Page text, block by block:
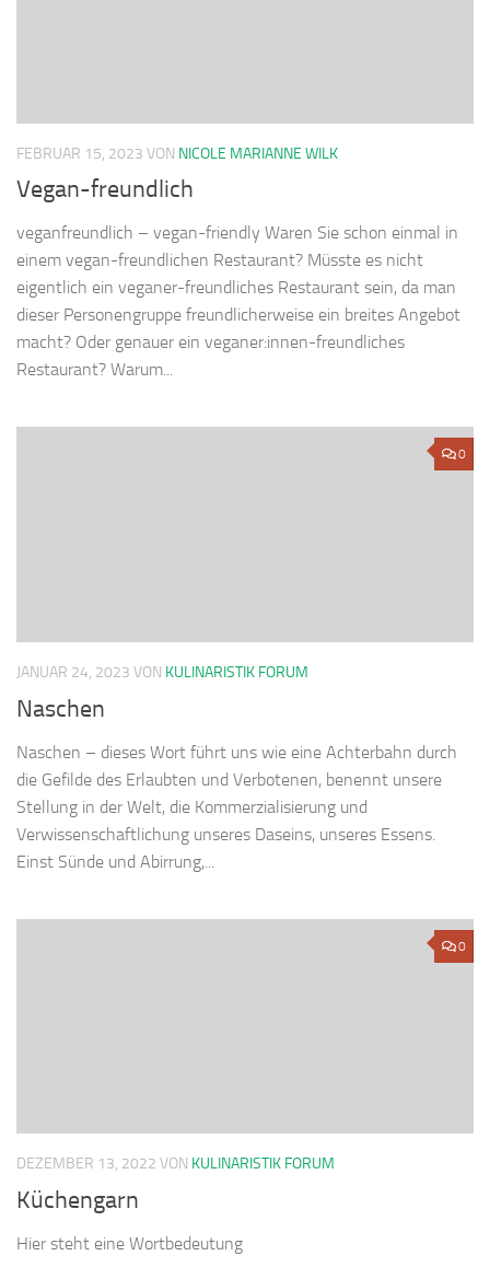
FEBRUAR 15, 2023 VON NICOLE MARIANNE WILK
Vegan-freundlich
veganfreundlich – vegan-friendly Waren Sie schon einmal in
einem vegan-freundlichen Restaurant? Müsste es nicht
eigentlich ein veganer-freundliches Restaurant sein, da man
dieser Personengruppe freundlicherweise ein breites Angebot
macht? Oder genauer ein veganer:innen-freundliches
Restaurant? Warum...
0
JANUAR 24, 2023 VON KULINARISTIK FORUM
Naschen
Naschen – dieses Wort führt uns wie eine Achterbahn durch
die Gefilde des Erlaubten und Verbotenen, benennt unsere
Stellung in der Welt, die Kommerzialisierung und
Verwissenschaftlichung unseres Daseins, unseres Essens.
Einst Sünde und Abirrung,...
0
DEZEMBER 13, 2022 VON KULINARISTIK FORUM
Küchengarn
Hier steht eine Wortbedeutung